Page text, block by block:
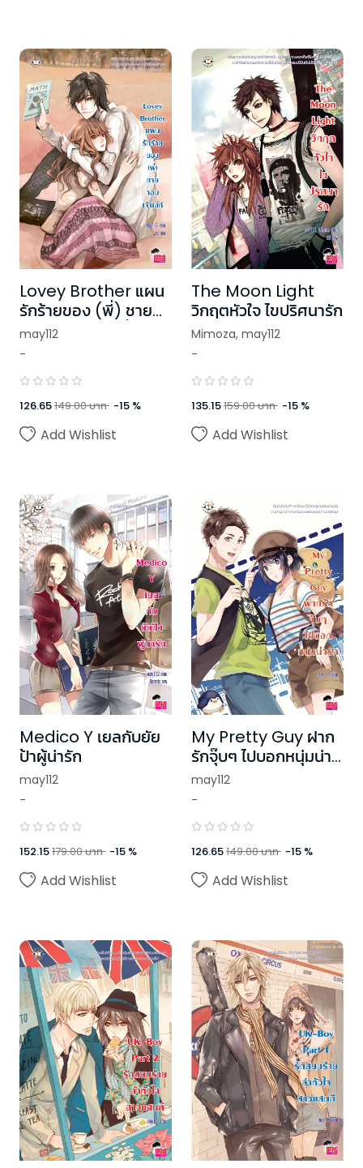
Lovey Brother แผน
รักร้ายของ (พี่) ชาย
จอมเจ้าเล่ห์ (เปลี่ยน
บาร์โค้ด)
may112
-
126.65149.00บาท -15 %
Add Wishlist
The Moon Light
วิกฤตหัวใจ ไขปริศนารัก
Mimoza, may112
-
135.15159.00บาท -15 %
Add Wishlist
Medico Y เยลกับยัย
ป้าผู้น่ารัก
may112
-
152.15179.00บาท -15 %
Add Wishlist
My Pretty Guy ฝาก
รักจุ๊บๆ ไปบอกหนุ่มน่า
รัก
may112
-
126.65149.00บาท -15 %
Add Wishlist